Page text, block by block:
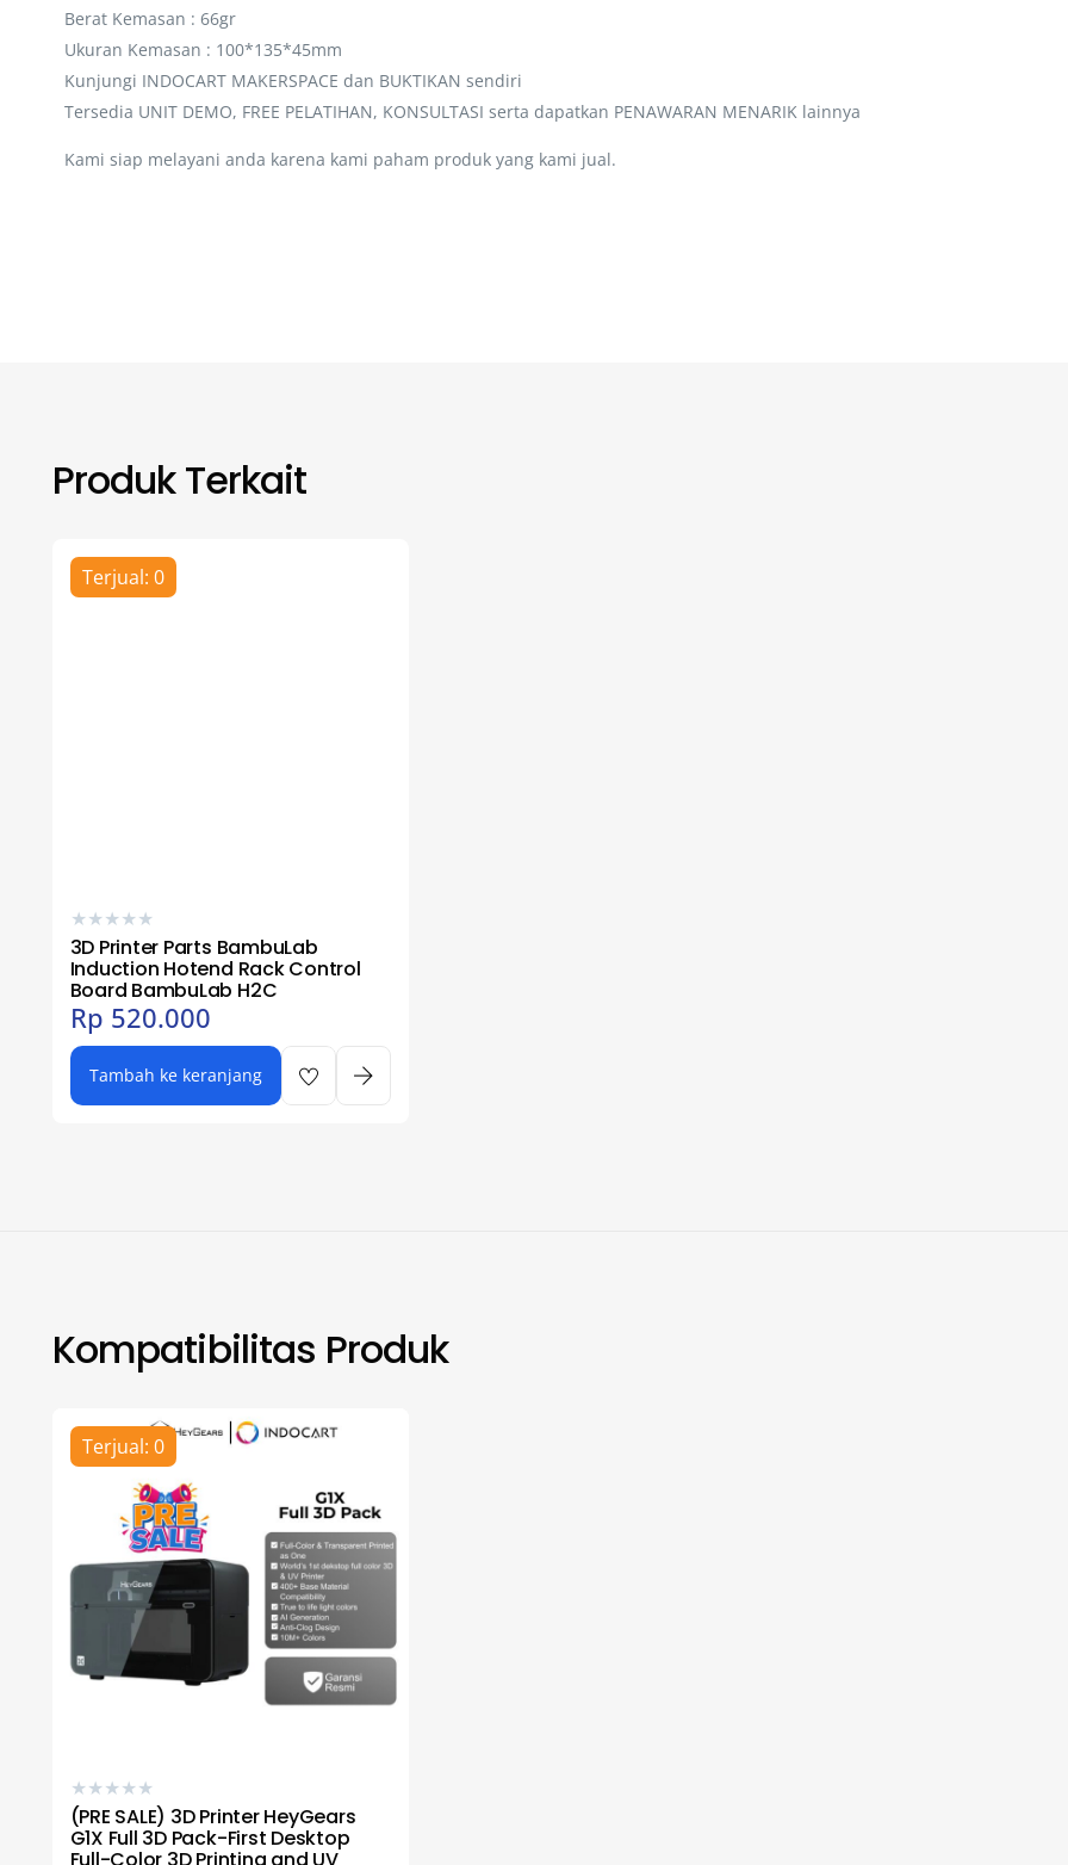
Berat Kemasan : 66gr
Ukuran Kemasan : 100*135*45mm
Kunjungi INDOCART MAKERSPACE dan BUKTIKAN sendiri
Tersedia UNIT DEMO, FREE PELATIHAN, KONSULTASI serta dapatkan PENAWARAN MENARIK lainnya
Kami siap melayani anda karena kami paham produk yang kami jual.
Produk Terkait
Terjual: 0
★★★★★
3D Printer Parts BambuLab
Induction Hotend Rack Control
Board BambuLab H2C
Rp 520.000
Tambah ke keranjang
Kompatibilitas Produk
Terjual: 0
★★★★★
(PRE SALE) 3D Printer HeyGears
G1X Full 3D Pack-First Desktop